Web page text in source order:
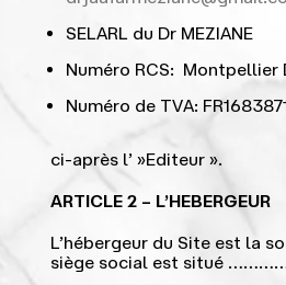
SELARL du Dr MEZIANE
Numéro RCS: Montpellier
Numéro de TVA:
ci-après l’ »Editeur ».
ARTICLE 2 – L’HEBERGEUR
L’hébergeur du Site est la
siège social est situé